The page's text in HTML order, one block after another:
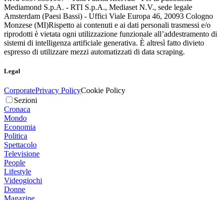
Mediamond S.p.A. - RTI S.p.A., Mediaset N.V., sede legale
Amsterdam (Paesi Bassi) - Uffici Viale Europa 46, 20093 Cologno
Monzese (MI)Rispetto ai contenuti e ai dati personali trasmessi e/o
riprodotti è vietata ogni utilizzazione funzionale all’addestramento di
sistemi di intelligenza artificiale generativa. È altresì fatto divieto
espresso di utilizzare mezzi automatizzati di data scraping.
Legal
CorporatePrivacy PolicyCookie Policy
Sezioni
Cronaca
Mondo
Economia
Politica
Spettacolo
Televisione
People
Lifestyle
Videogiochi
Donne